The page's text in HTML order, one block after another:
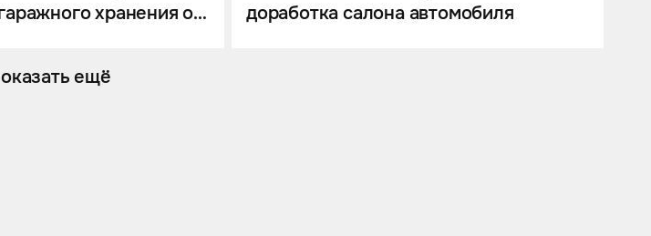
хранения от
доработка салона автомобиля
ещё